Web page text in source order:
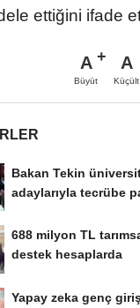
ettiğini ifade
A
Büyüt
A
Küçült
Bakan Tekin
adaylarıyla tecrübe
688 milyon TL
destek hesaplarda
Yapay zeka genç